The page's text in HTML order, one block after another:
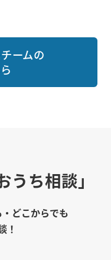
ームの
うち相談」
どこからでも
！